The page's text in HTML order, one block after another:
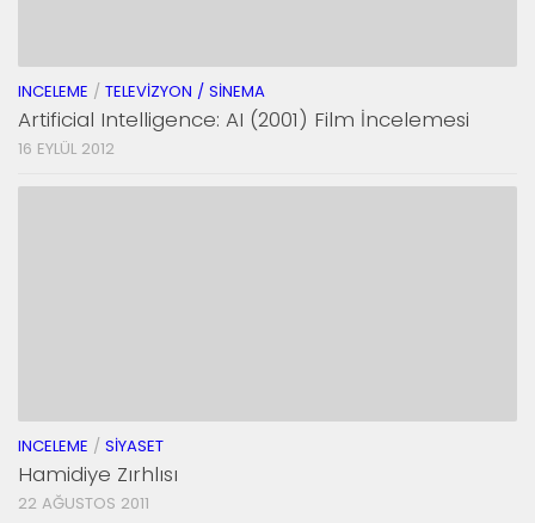
INCELEME / TELEVIZYON / SINEMA
Artificial Intelligence: AI (2001) Film İncelemesi
16 EYLÜL 2012
INCELEME / SIYASET
Hamidiye Zırhlısı
22 AĞUSTOS 2011